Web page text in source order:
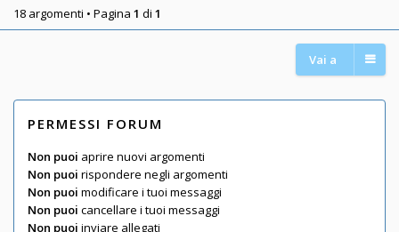
18 argomenti • Pagina 1 di 1
Vai a
PERMESSI FORUM
Non puoi aprire nuovi argomenti
Non puoi rispondere negli argomenti
Non puoi modificare i tuoi messaggi
Non puoi cancellare i tuoi messaggi
Non puoi inviare allegati